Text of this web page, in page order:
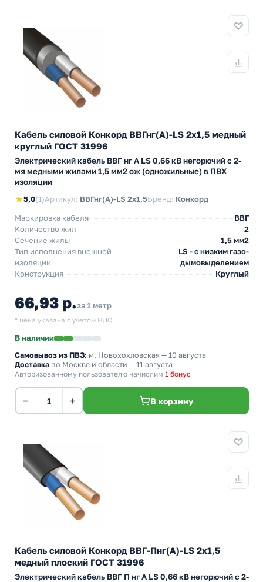
Кабель силовой Конкорд ВВГнг(А)-LS 2х1,5 медный
круглый ГОСТ 31996
Электрический кабель ВВГ нг А LS 0,66 кВ негорючий с 2-
мя медными жилами 1,5 мм2 ож (одножильные) в ПВХ
изоляции
★5,0(1)Артикул: ВВГнг(А)-LS 2х1,5Бренд: Конкорд
Маркировка кабеля
ВВГ
Количество жил
2
Сечение жилы
1,5 мм2
Тип исполнения внешней
изоляции
LS - с низким газо-
дымовыделением
Конструкция
Круглый
66,93 р.за 1 метр
* цена указана с учетом НДС.
В наличии
Самовывоз из ПВЗ: м. Новохохловская — 10 августа
Доставка по Москве и области — 11 августа
Авторизованному пользователю начислим 1 бонус
− + В корзину
Кабель силовой Конкорд ВВГ-Пнг(А)-LS 2х1,5
медный плоский ГОСТ 31996
Электрический кабель ВВГ П нг А LS 0,66 кВ негорючий с 2-